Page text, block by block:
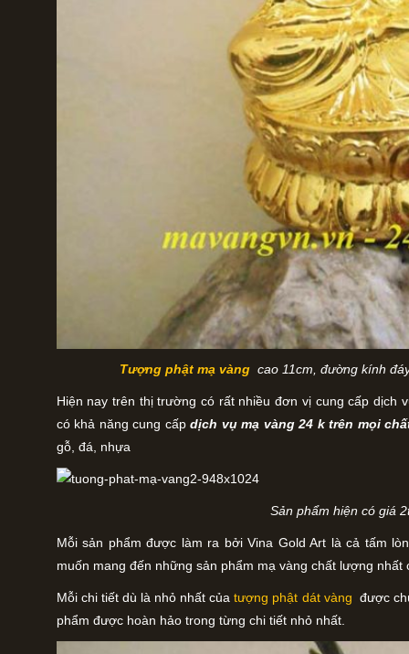
Tượng phật mạ vàng cao 11cm, đường kính
Hiện nay trên thị trường có rất nhiều đơn vị cung cấp dịch
có khả năng cung cấpdịch vụ mạ vàng 24 k trên mọi
gỗ, đá, nhựa
Sản phẩm hiện có giá
Mỗi sản phẩm được làm ra bởi Vina Gold Art là cả tấm
muốn mang đến những sản phẩm mạ vàng chất lượng nhất
Mỗi chi tiết dù là nhỏ nhất củatượng phật dát vàng được
phẩm được hoàn hảo trong từng chi tiết nhỏ nhất.